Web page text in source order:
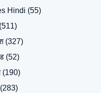
Hindi (55)
(327)
(52)
(190)